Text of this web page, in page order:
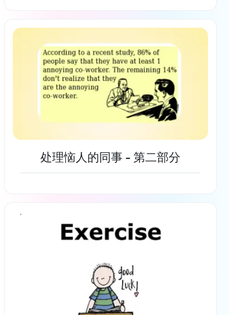
了解更多
处理恼人的同事 - 第二部分